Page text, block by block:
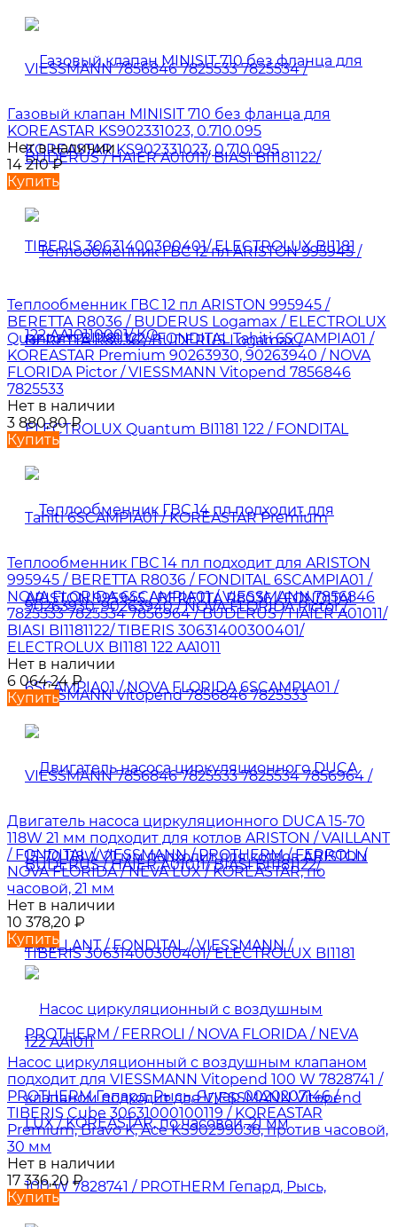
Газовый клапан MINISIT 710 без фланца для
KOREASTAR KS902331023, 0.710.095
Нет в наличии
14 210₽
Купить
Теплообменник ГВС 12 пл ARISTON 995945 /
BERETTA R8036 / BUDERUS Logamax / ELECTROLUX
Quantum BI1181 122 / FONDITAL Tahiti 6SCAMPIA01 /
KOREASTAR Premium 90263930, 90263940 / NOVA
FLORIDA Pictor / VIESSMANN Vitopend 7856846
7825533
Нет в наличии
3 880,80₽
Купить
Теплообменник ГВС 14 пл подходит для ARISTON
995945 / BERETTA R8036 / FONDITAL 6SCAMPIA01 /
NOVA FLORIDA 6SCAMPIA01 / VIESSMANN 7856846
7825533 7825534 7856964 / BUDERUS / HAIER A01011/
BIASI BI1181122/ TIBERIS 30631400300401/
ELECTROLUX BI1181 122 AA1011
Нет в наличии
6 064,24 ₽
Купить
Двигатель насоса циркуляционного DUCA 15-70
118W 21 мм подходит для котлов ARISTON / VAILLANT
/ FONDITAL / VIESSMANN / PROTHERM / FERROLI /
NOVA FLORIDA / NEVA LUX / KOREASTAR, по
часовой, 21 мм
Нет в наличии
10 378,20 ₽
Купить
Насос циркуляционный с воздушным клапаном
подходит для VIESSMANN Vitopend 100 W 7828741 /
PROTHERM Гепард, Рысь, Ягуар 0020207146 /
TIBERIS Cube 30631000100119 / KOREASTAR
Premium, Bravo K, Ace KS90299038, против часовой,
30 мм
Нет в наличии
17 336,20 ₽
Купить